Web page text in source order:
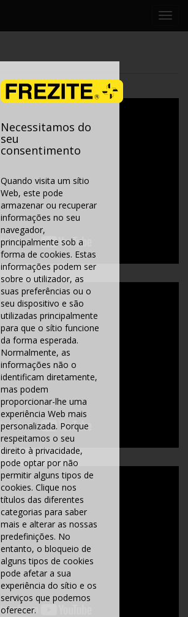
Necessitamos do
seu
consentimento
Quando visita um sítio
Web, este pode
armazenar ou recuperar
informações no seu
navegador,
principalmente sob a
forma de cookies. Estas
informações podem ser
sobre o utilizador, as
suas preferências ou o
seu dispositivo e são
utilizadas principalmente
para que o sítio funcione
da forma esperada.
Normalmente, as
informações não o
identificam diretamente,
mas podem
proporcionar-lhe uma
experiência Web mais
personalizada. Porque
respeitamos o seu
direito à privacidade,
pode optar por não
permitir alguns tipos de
cookies. Clique nos
títulos das diferentes
categorias para saber
mais e alterar as nossas
predefinições. No
entanto, o bloqueio de
alguns tipos de cookies
pode afetar a sua
experiência do sítio e os
serviços que podemos
oferecer.